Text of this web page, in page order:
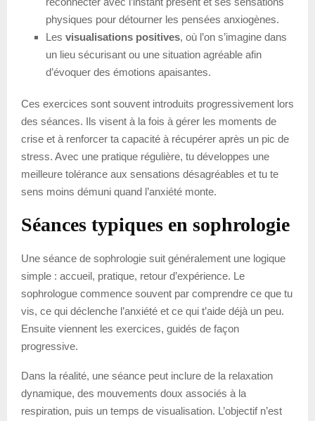
physiques pour détourner les pensées anxiogènes.
Les visualisations positives, où l’on s’imagine dans
un lieu sécurisant ou une situation agréable afin
d’évoquer des émotions apaisantes.
Ces exercices sont souvent introduits progressivement lors
des séances. Ils visent à la fois à gérer les moments de
crise et à renforcer ta capacité à récupérer après un pic de
stress. Avec une pratique régulière, tu développes une
meilleure tolérance aux sensations désagréables et tu te
sens moins démuni quand l’anxiété monte.
Séances typiques en sophrologie
Une séance de sophrologie suit généralement une logique
simple : accueil, pratique, retour d’expérience. Le
sophrologue commence souvent par comprendre ce que tu
vis, ce qui déclenche l’anxiété et ce qui t’aide déjà un peu.
Ensuite viennent les exercices, guidés de façon
progressive.
Dans la réalité, une séance peut inclure de la relaxation
dynamique, des mouvements doux associés à la
respiration, puis un temps de visualisation. L’objectif n’est